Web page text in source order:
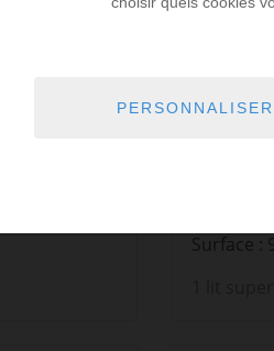
WC
Surface :
PERSONNALISER